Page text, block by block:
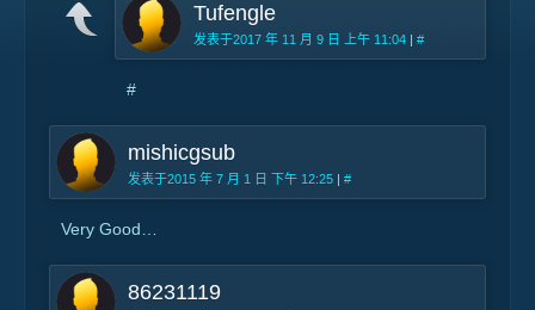
Tufengle
发表于2017 年 11 月 9 日 上午 11:04 | #
#
mishicgsub
发表于2015 年 7 月 1 日 下午 12:25 | #
Very Good…
86231119